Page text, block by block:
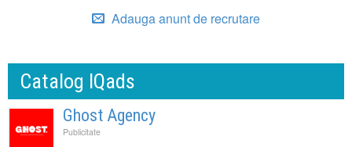
Adauga anunt de recrutare
Catalog IQads
Ghost Agency
Publicitate